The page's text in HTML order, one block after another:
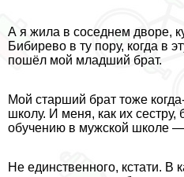
А я жила в соседнем дворе,
Бибирево в ту пору, когда в
пошёл мой младший брат.
Мой старший брат тоже
школу. И меня, как их
обучению в мужской школе
Не единственного, кстати. В